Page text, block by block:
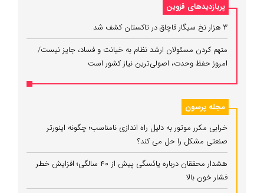
پربازدیدهای قزوین
۳ هزار نخ سیگار قاچاق در تاکستان کشف شد
متهم کردن مسئولان ارشد نظام به خیانت و فساد، جایز نیست/
امروز حفظ وحدت، اصولی‌ترین نیاز کشور است
مجله پرسون
خرابی مکرر موتور به دلیل راه‌ اندازی نامناسب؛ چگونه اینورتر
صنعتی مشکل را حل می‌ کند؟
هشدار محققان درباره یائسگی پیش از ۴۰ سالگی؛ افزایش خطر
فشار خون بالا